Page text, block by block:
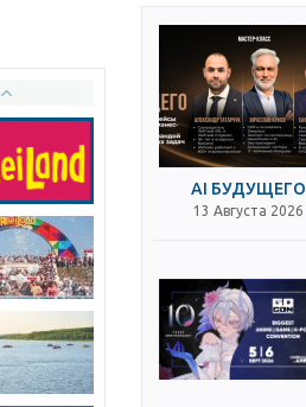
AI БУДУЩЕГО
13 Августа 2026